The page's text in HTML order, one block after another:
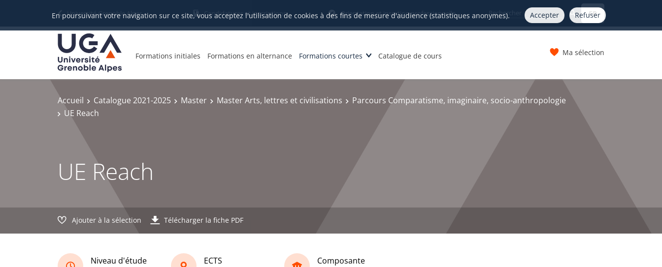
En poursuivant votre navigation sur ce site, vous acceptez l'utilisation de cookies à des fins de mesure d'audience (statistiques anonymes). Accepter Refuser
Université Grenoble Alpes Candidatures et inscriptions Orientation et insertion professionnelle FR
Formations initiales Formations en alternance Formations courtes Catalogue de cours Ma sélection
Accueil Catalogue 2021-2025 Master Master Arts, lettres et civilisations
Parcours Comparatisme, imaginaire, socio-anthropologie
UE Reach
UE Reach
Ajouter à la sélection Télécharger la fiche PDF
Niveau d'étude ECTS Composante